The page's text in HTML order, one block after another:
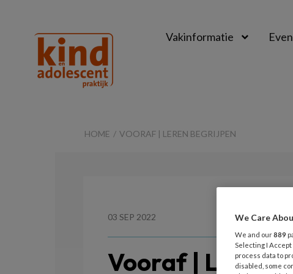
&
Vakinformatie
HOME VOORAF | LEREN BEGRIJPEN
03 SEP 2022
Vooraf | Leren
We Care
We and our889
Selecting I
process data to
disabled, some